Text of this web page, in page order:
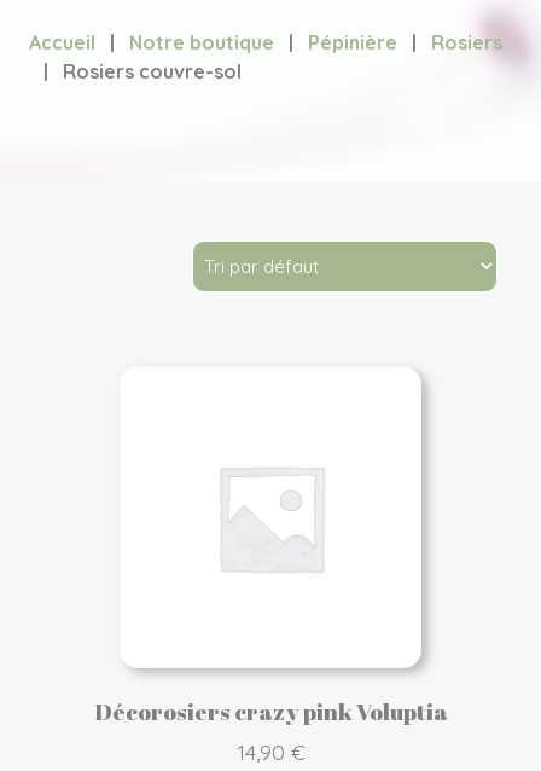
Accueil | Notre boutique | Pépinière |
Rosiers
|
Rosiers couvre-sol
Décorosiers crazy pink Voluptia
14,90 €